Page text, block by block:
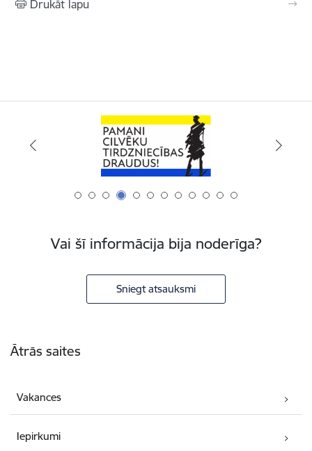
Drukāt lapu
Vai šī informācija bija noderīga?
Sniegt atsauksmi
Ātrās saites
Vakances
Iepirkumi